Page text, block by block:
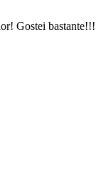
Gostei bastante!!!